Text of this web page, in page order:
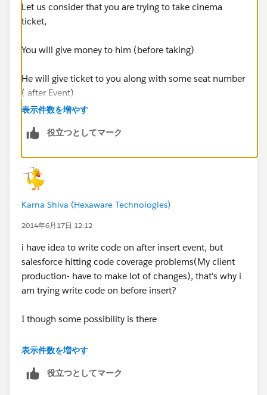
Let us consider that you are trying to take cinema
ticket,
You will give money to him (before taking)
He will give ticket to you along with some seat number
( after Event)
that is provided by user ( ex: how much money you
Incase of After event, you will all information along
with information that is provided by salesforce ( ex:
ticket number, seat number)
表示件数を増やす
役立つとしてマーク
Karna Shiva (Hexaware Technologies)
2014年6月17日 12:12
i have idea to write code on after insert event, but
salesforce hitting code coverage problems(My client
production- have to make lot of changes), that's why i
am trying write code on before insert?
I though some possibility is there
Many thaks:)
表示件数を増やす
役立つとしてマーク